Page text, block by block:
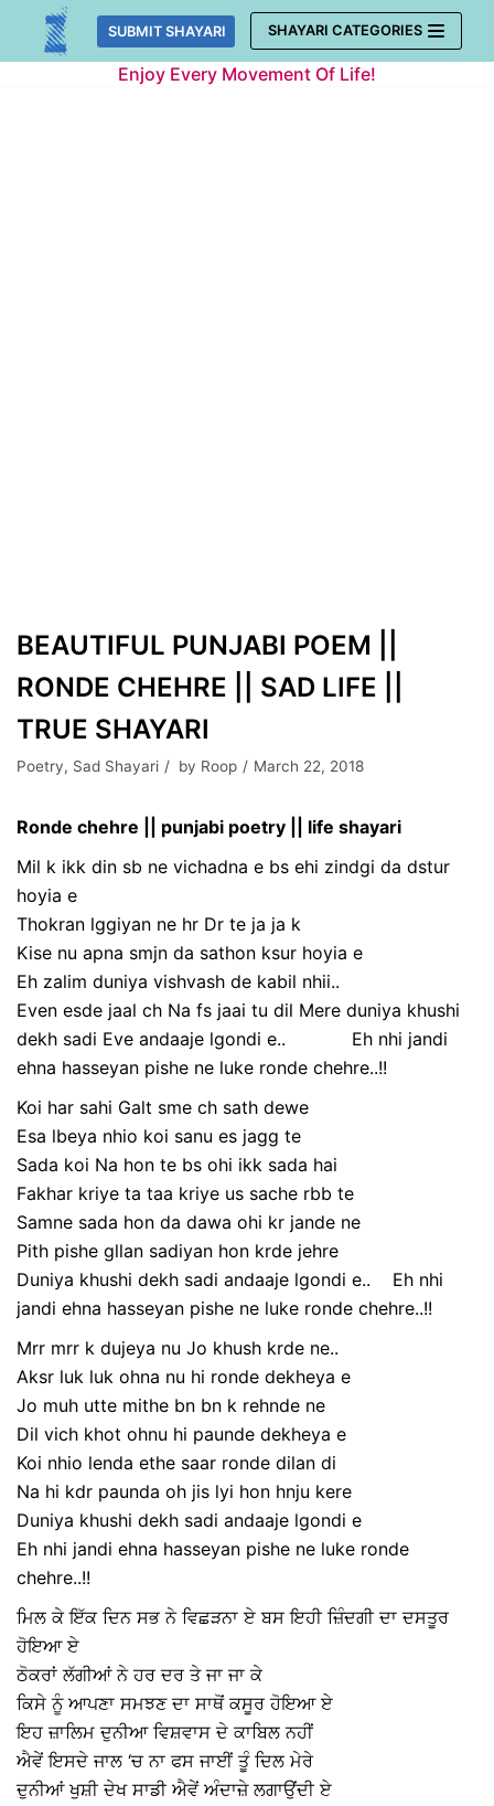
Skip
SUBMIT SHAYARI SHAYARI CATEGORIES
Enjoy Every Movement Of Life!
BEAUTIFUL PUNJABI POEM ||
RONDE CHEHRE || SAD LIFE ||
TRUE SHAYARI
Poetry, Sad Shayari by Roop March 22, 2018
Ronde chehre || punjabi poetry || life shayari
Mil k ikk din sb ne vichadna e bs ehi zindgi da dstur
hoyia e
Thokran lggiyan ne hr Dr te ja ja k
Kise nu apna smjn da sathon ksur hoyia e
Eh zalim duniya vishvash de kabil nhii..
Even esde jaal ch Na fs jaai tu dil Mere duniya khushi
dekh sadi Eve andaaje lgondi e.. Eh nhi jandi
ehna hasseyan pishe ne luke ronde chehre..!!
Koi har sahi Galt sme ch sath dewe
Esa lbeya nhio koi sanu es jagg te
Sada koi Na hon te bs ohi ikk sada hai
Fakhar kriye ta taa kriye us sache rbb te
Samne sada hon da dawa ohi kr jande ne
Pith pishe gllan sadiyan hon krde jehre
Duniya khushi dekh sadi andaaje lgondi e.. Eh nhi
jandi ehna hasseyan pishe ne luke ronde chehre..!!
Mrr mrr k dujeya nu Jo khush krde ne..
Aksr luk luk ohna nu hi ronde dekheya e
Jo muh utte mithe bn bn k rehnde ne
Dil vich khot ohnu hi paunde dekheya e
Koi nhio lenda ethe saar ronde dilan di
Na hi kdr paunda oh jis lyi hon hnju kere
Duniya khushi dekh sadi andaaje lgondi e
Eh nhi jandi ehna hasseyan pishe ne luke ronde
chehre..!!
ਮਿਲ ਕੇ ਇੱਕ ਦਿਨ ਸਭ ਨੇ ਵਿਛੜਨਾ ਏ ਬਸ ਇਹੀ ਜ਼ਿੰਦਗੀ ਦਾ ਦਸਤੂਰ
ਹੋਇਆ ਏ
ਠੋਕਰਾਂ ਲੱਗੀਆਂ ਨੇ ਹਰ ਦਰ ਤੇ ਜਾ ਜਾ ਕੇ
ਕਿਸੇ ਨੂੰ ਆਪਣਾ ਸਮਝਣ ਦਾ ਸਾਥੋਂ ਕਸੂਰ ਹੋਇਆ ਏ
ਇਹ ਜ਼ਾਲਿਮ ਦੁਨੀਆ ਵਿਸ਼ਵਾਸ ਦੇ ਕਾਬਿਲ ਨਹੀਂ
ਐਵੇਂ ਇਸਦੇ ਜਾਲ ‘ਚ ਨਾ ਫਸ ਜਾਈਂ ਤੂੰ ਦਿਲ ਮੇਰੇ
ਦੁਨੀਆਂ ਖੁਸ਼ੀ ਦੇਖ ਸਾਡੀ ਐਵੇਂ ਅੰਦਾਜ਼ੇ ਲਗਾਉਂਦੀ ਏ